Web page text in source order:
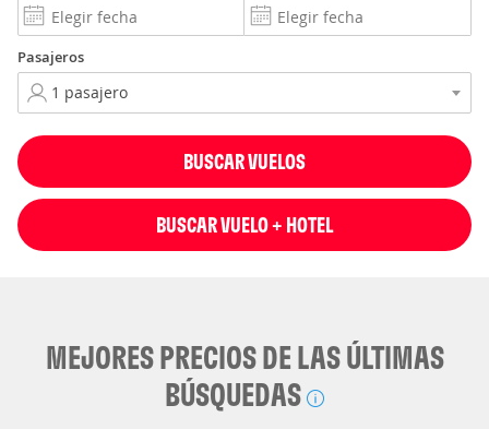
Pasajeros
BUSCAR VUELOS
BUSCAR VUELO + HOTEL
MEJORES PRECIOS DE LAS ÚLTIMAS
BÚSQUEDAS